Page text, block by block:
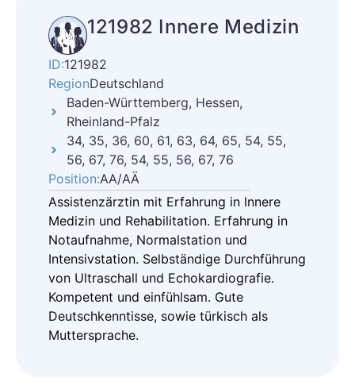
121982 Innere Medizin
ID:121982
RegionDeutschland
Baden-Württemberg, Hessen,
Rheinland-Pfalz
34, 35, 36, 60, 61, 63, 64, 65, 54, 55,
56, 67, 76, 54, 55, 56, 67, 76
Position:AA/AÄ
Assistenzärztin mit Erfahrung in Innere
Medizin und Rehabilitation. Erfahrung in
Notaufnahme, Normalstation und
Intensivstation. Selbständige Durchführung
von Ultraschall und Echokardiografie.
Kompetent und einfühlsam. Gute
Deutschkenntisse, sowie türkisch als
Muttersprache.